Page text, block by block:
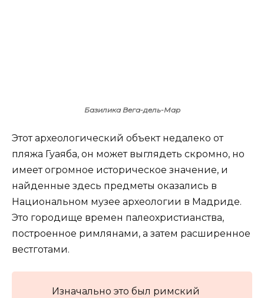
Базилика Вега-дель-Мар
Этот археологический объект недалеко от
пляжа Гуаяба, он может выглядеть скромно, но
имеет огромное историческое значение, и
найденные здесь предметы оказались в
Национальном музее археологии в Мадриде.
Это городище времен палеохристианства,
построенное римлянами, а затем расширенное
вестготами.
Изначально это был римский